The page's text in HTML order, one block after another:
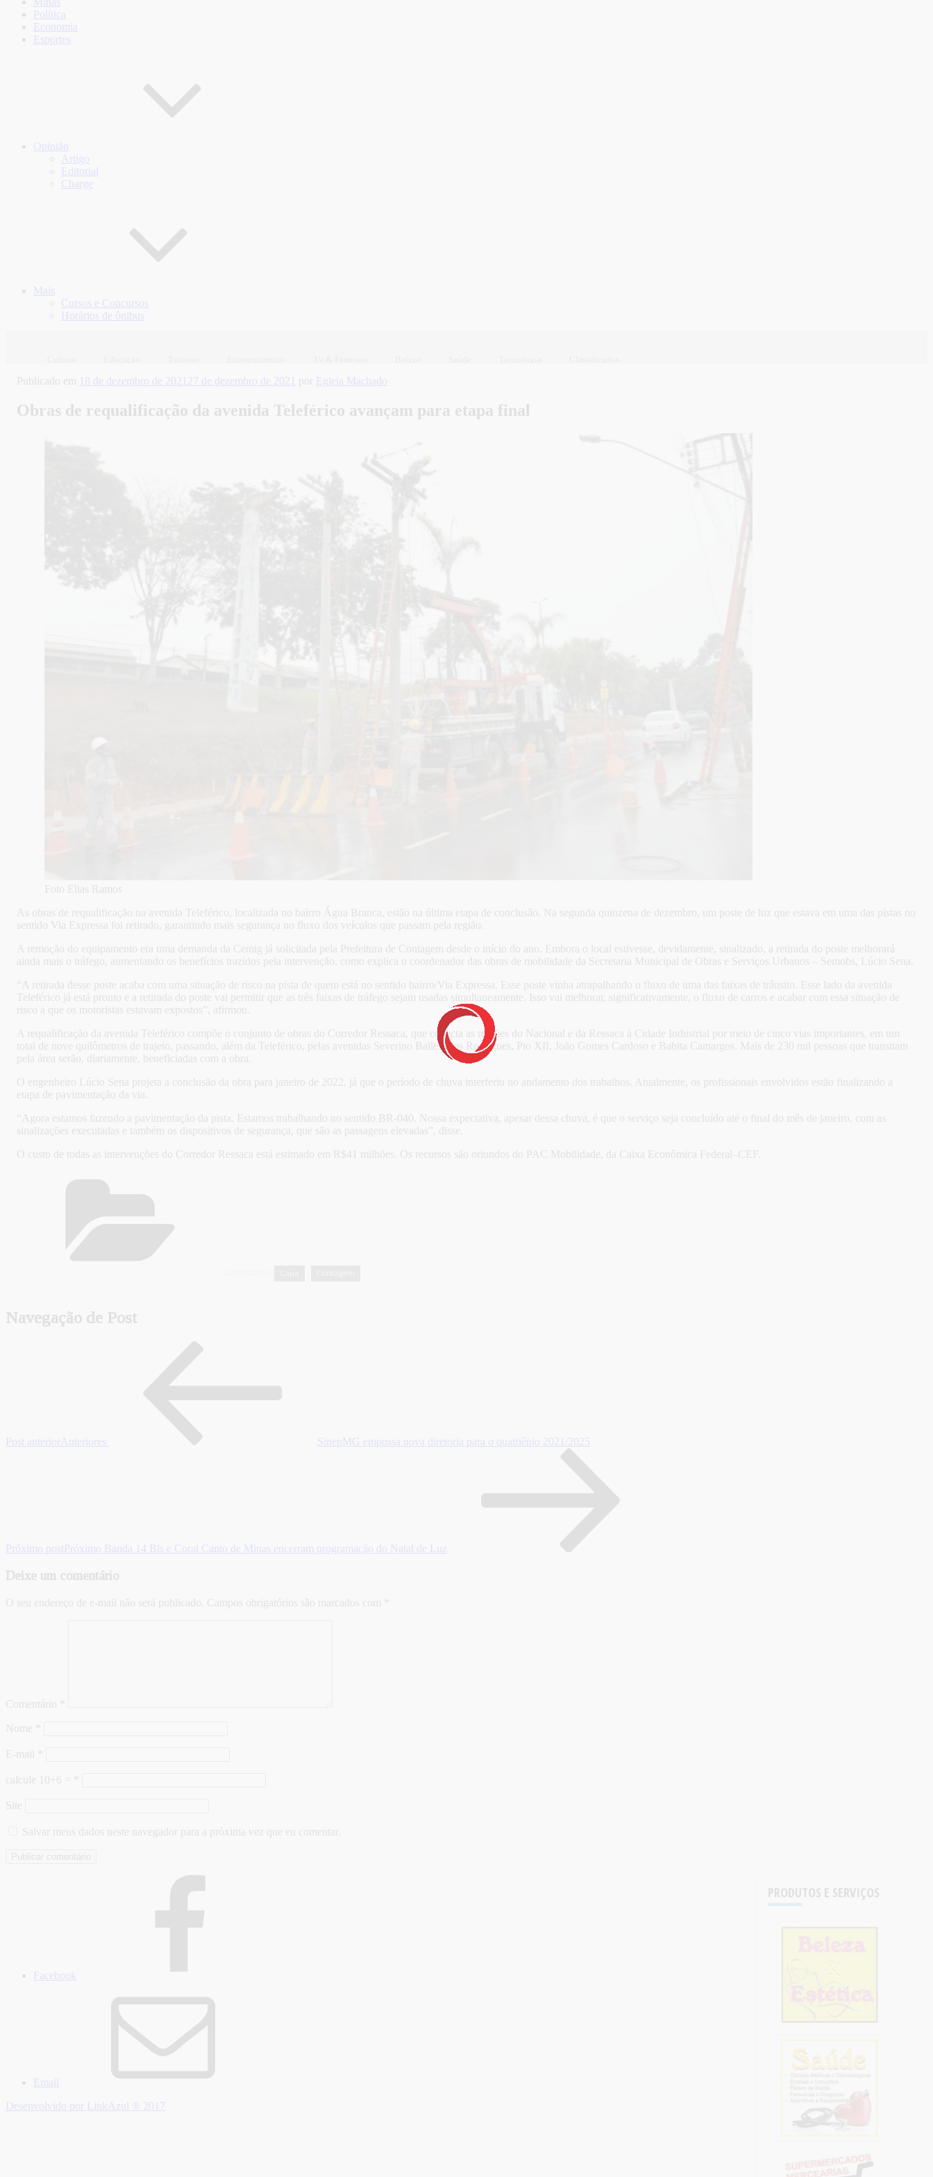
Política
Economia
Esportes
Opinião
Artigo
Editorial
Charge
Mais
Cursos e Concursos
Horários de ônibus
Publicado em 18 de dezembro de 2021 27 de dezembro de 2021 por Egleia Machado
Obras de requalificação da avenida Teleférico avançam para etapa final
Foto Elias Ramos
As obras de requalificação na avenida Teleférico, localizada no bairro Água Branca, estão na última etapa de conclusão. Na segunda quinzena de dezembro, um poste de luz que estava em uma das pistas no
sentido Via Expressa foi retirado, garantindo mais segurança no fluxo dos veículos que passam pela região.
A remoção do equipamento era uma demanda da Cemig já solicitada pela Prefeitura de Contagem desde o início do ano. Embora o local estivesse, devidamente, sinalizado, a retirada do poste melhorará
ainda mais o tráfego, aumentando os benefícios trazidos pela intervenção, como explica o coordenador das obras de mobilidade da Secretaria Municipal de Obras e Serviços Urbanos – Semobs, Lúcio Sena.
“A retirada desse poste acaba com uma situação de risco na pista de quem está no sentido bairro/Via Expressa. Esse poste vinha atrapalhando o fluxo de uma das faixas de trânsito. Esse lado da avenida
Teleférico já está pronto e a retirada do poste vai permitir que as três faixas de tráfego sejam usadas simultaneamente. Isso vai melhorar, significativamente, o fluxo de carros e acabar com essa situação de
risco a que os motoristas estavam expostos”, afirmou.
A requalificação da avenida Teleférico compõe o conjunto de obras do Corredor Ressaca, que conecta as regiões do Nacional e da Ressaca à Cidade Industrial por meio de cinco vias importantes, em um
total de nove quilômetros de trajeto, passando, além da Teleférico, pelas avenidas Severino Ballesteros Rodrigues, Pio XII, João Gomes Cardoso e Babita Camargos. Mais de 230 mil pessoas que transitam
pela área serão, diariamente, beneficiadas com a obra.
O engenheiro Lúcio Sena projeta a conclusão da obra para janeiro de 2022, já que o período de chuva interferiu no andamento dos trabalhos. Atualmente, os profissionais envolvidos estão finalizando a
etapa de pavimentação da via.
“Agora estamos fazendo a pavimentação da pista. Estamos trabalhando no sentido BR-040. Nossa expectativa, apesar dessa chuva, é que o serviço seja concluído até o final do mês de janeiro, com as
sinalizações executadas e também os dispositivos de segurança, que são as passagens elevadas”, disse.
O custo de todas as intervenções do Corredor Ressaca está estimado em R$41 milhões. Os recursos são oriundos do PAC Mobilidade, da Caixa Econômica Federal–CEF.
Navegação de Post
Post anterior Anteriores SinepMG empossa nova diretoria para o quatriênio 2021/2025
Próximo post Próximo Banda 14 Bis e Coral Canto de Minas encerram programação do Natal de Luz
Deixe um comentário
O seu endereço de e-mail não será publicado. Campos obrigatórios são marcados com
Comentário
Nome
E-mail
calcule 10+6 =
Site
Salvar meus dados neste navegador para a próxima vez que eu comentar.
PRODUTOS E SERVIÇOS
Facebook
Email
Desenvolvido por LinkAzul ® 2017